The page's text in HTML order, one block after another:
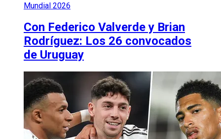
Mundial 2026
Con Federico Valverde y Brian
Rodríguez: Los 26 convocados
de Uruguay